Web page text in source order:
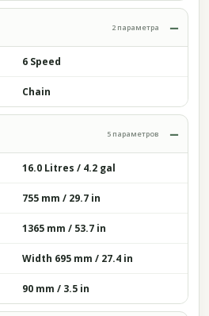
2 параметра
6 Speed
Chain
5 параметров
16.0 Litres / 4.2 gal
755 mm / 29.7 in
1365 mm / 53.7 in
Width 695 mm / 27.4 in
90 mm / 3.5 in